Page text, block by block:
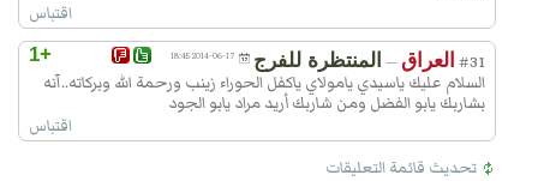
ظَلَمَتْكَ، وَلَعَنَ اللهُ اُمَّةً اسْتَحَلَّتْ مِنْكَ
الَْمحارِمَ، وَانْتَهَكَتْ حُرْمَةَ الاِْسْلامِ، فَنِعْمَ
الصّابِرُ الُْمجاهِدُ الُْمحامِي النّاصِرُ وَالاَْخُ
الدّافِعُ عَنْ اَخيهِ، الُْمجيبُ اِلى طاعَةِ رَبِّهِ،
الرّاغِبُ فيـما زَهِدَ فيهِ غَيْرُهُ مِنَ الثَّوابِ
اقتباس
+1 #31 العراق — المنتظرة للفرج 2014-06-17 18:45
السلام عليك ياسيدي يامولاي ياكفل الحوراء زينب ورحمة الله وبركاته..آنه
بشاربك يابو الفضل ومن شاربك أريد مراد يابو الجود
اقتباس
تحديث قائمة التعليقات